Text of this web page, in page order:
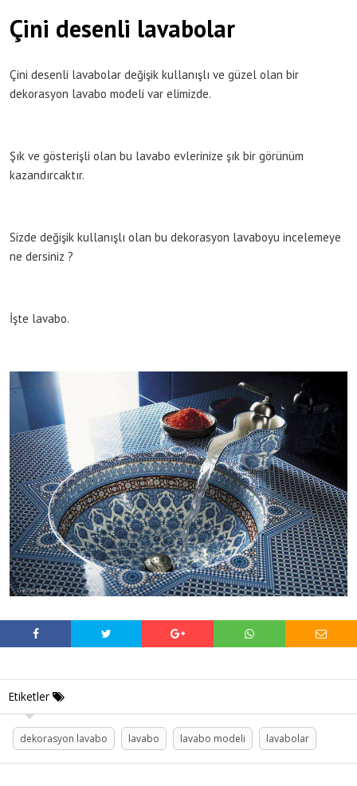
Çini desenli lavabolar
Çini desenli lavabolar değişik kullanışlı ve güzel olan bir
dekorasyon lavabo modeli var elimizde.
Şık ve gösterişli olan bu lavabo evlerinize şık bir görünüm
kazandırcaktır.
Sizde değişik kullanışlı olan bu dekorasyon lavaboyu incelemeye
ne dersiniz ?
İşte lavabo.
Etiketler
dekorasyon lavabo lavabo lavabo modeli lavabolar